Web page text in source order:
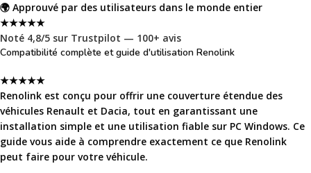
🌍 Approuvé par des utilisateurs dans le monde entier
★★★★★
Noté 4,8/5 sur Trustpilot — 100+ avis
Compatibilité complète et guide d'utilisation Renolink
★★★★★
Renolink est conçu pour offrir une couverture étendue des
véhicules Renault et Dacia, tout en garantissant une
installation simple et une utilisation fiable sur PC Windows. Ce
guide vous aide à comprendre exactement ce que Renolink
peut faire pour votre véhicule.